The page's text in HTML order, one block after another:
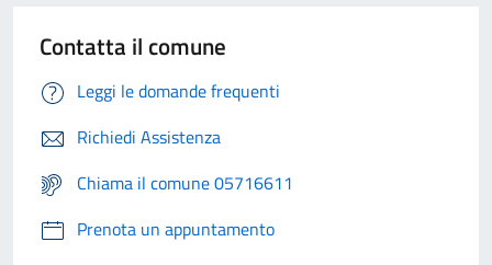
Contatta il comune
Leggi le domande frequenti
Richiedi Assistenza
Chiama il comune 05716611
Prenota un appuntamento